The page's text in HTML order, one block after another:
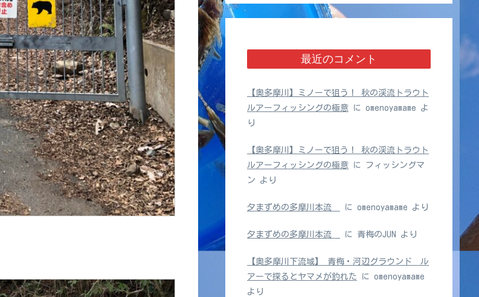
最近のコメント
【奥多摩川】ミノーで狙う！ 秋の渓流トラウト
ルアーフィッシングの極意 に omenoyamame よ
り
【奥多摩川】ミノーで狙う！ 秋の渓流トラウト
ルアーフィッシングの極意 に フィッシングマ
ン より
夕まずめの多摩川本流 に omenoyamame より
夕まずめの多摩川本流 に 青梅のJUN より
【奥多摩川下流域】 青梅・河辺グラウンド ル
アーで探るとヤマメが釣れた に omenoyamame
より